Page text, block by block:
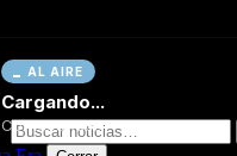
AL AIRE
Cargando...
Conectando...